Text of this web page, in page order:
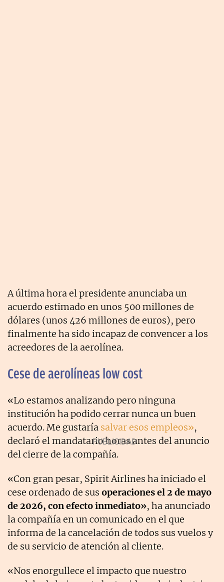
A última hora el presidente anunciaba un
acuerdo estimado en unos 500 millones de
dólares (unos 426 millones de euros), pero
finalmente ha sido incapaz de convencer a los
acreedores de la aerolínea.
Cese de aerolíneas low cost
«Lo estamos analizando pero ninguna
institución ha podido cerrar nunca un buen
acuerdo. Me gustaría salvar esos empleos»,
declaró el mandatario horas antes del anuncio
del cierre de la compañía.
«Con gran pesar, Spirit Airlines ha iniciado el
cese ordenado de sus operaciones el 2 de mayo
de 2026, con efecto inmediato», ha anunciado
la compañía en un comunicado en el que
informa de la cancelación de todos sus vuelos y
de su servicio de atención al cliente.
«Nos enorgullece el impacto que nuestro